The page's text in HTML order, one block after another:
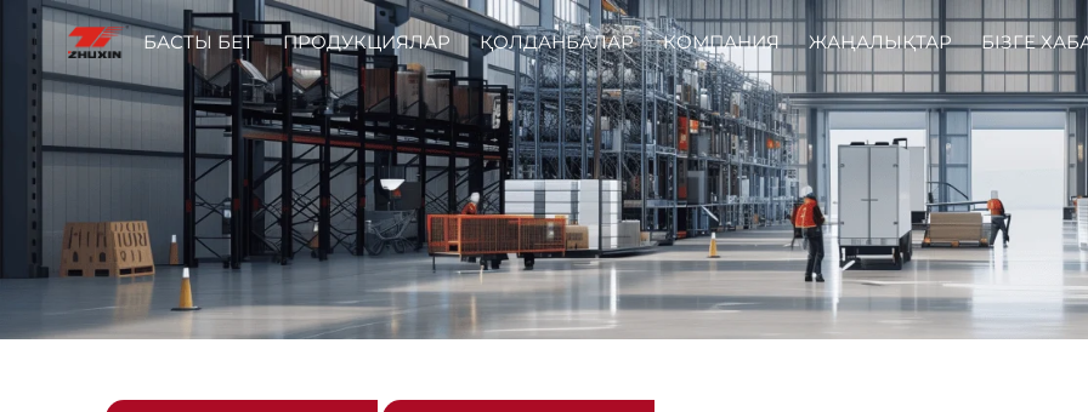
БАСТЫ БЕТ ПРОДУКЦИЯЛАР ҚОЛДАНБАЛАР КОМПАНИЯ ЖАҢАЛЫҚТАР БІЗГЕ